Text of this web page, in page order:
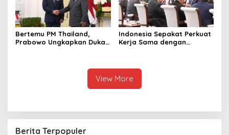
Bertemu PM Thailand,
Prabowo Ungkapkan Duka
Indonesia Sepakat Perkuat
Kerja Sama dengan
View More
Berita Terpopuler